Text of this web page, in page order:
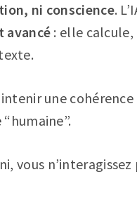
ni conscience.
avancé: elle calcule,
une
vous